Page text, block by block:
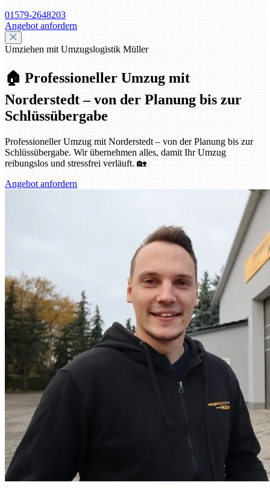
01579-2648203
Angebot anfordern
Umziehen mit Umzugslogistik Müller
🏠 Professioneller Umzug mit
Norderstedt – von der Planung bis zur
Schlüssübergabe
Professioneller Umzug mit Norderstedt – von der Planung bis zur
Schlüssübergabe. Wir übernehmen alles, damit Ihr Umzug
reibungslos und stressfrei verläuft. 🏡
Angebot anfordern